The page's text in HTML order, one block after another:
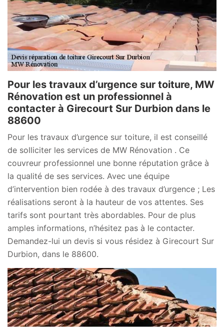
Pour les travaux d’urgence sur toiture, MW
Rénovation est un professionnel à
contacter à Girecourt Sur Durbion dans le
88600
Pour les travaux d’urgence sur toiture, il est conseillé
de solliciter les services de MW Rénovation . Ce
couvreur professionnel une bonne réputation grâce à
la qualité de ses services. Avec une équipe
d’intervention bien rodée à des travaux d’urgence ; Les
réalisations seront à la hauteur de vos attentes. Ses
tarifs sont pourtant très abordables. Pour de plus
amples informations, n’hésitez pas à le contacter.
Demandez-lui un devis si vous résidez à Girecourt Sur
Durbion, dans le 88600.